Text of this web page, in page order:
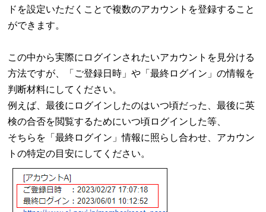
ドを設定いただくことで複数のアカウントを登録すること
ができます。
この中から実際にログインされたいアカウントを見分ける
方法ですが、「ご登録日時」や「最終ログイン」の情報を
判断材料にしてください。
例えば、最後にログインしたのはいつ頃だった、最後に英
検の合否を閲覧するためにいつ頃ログインした等、
そちらを「最終ログイン」情報に照らし合わせ、アカウン
トの特定の目安にしてください。